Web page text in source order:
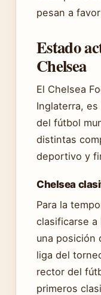
pesan a
Estado
Chelsea
El Chelsea
Inglaterra,
del fútbol
distintas
deportivo y
Chelsea
Para la
clasificarse a
una posición
liga del
rector del
primeros